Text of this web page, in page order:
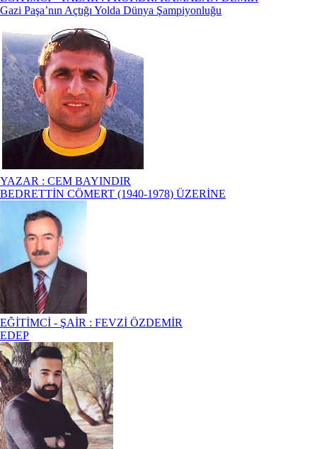
Gazi Paşa’nın Açtığı Yolda Dünya Şampiyonluğu
YAZAR : CEM BAYINDIR
BEDRETTİN CÖMERT (1940-1978) ÜZERİNE
EĞİTİMCİ - ŞAİR : FEVZİ ÖZDEMİR
EDEP